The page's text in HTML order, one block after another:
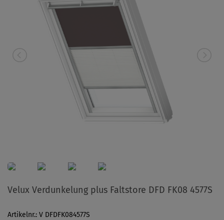
Velux Verdunkelung plus Faltstore DFD FK08 4577S
Artikelnr.: V DFDFK084577S